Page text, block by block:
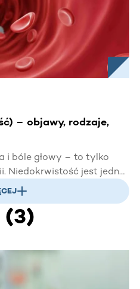
– objawy, rodzaje,
i bóle głowy – to tylko
Niedokrwistość jest jedną
krwionośnego, którą
dowiedz się, jakie są jej
oraz czy jest groźna
(3)